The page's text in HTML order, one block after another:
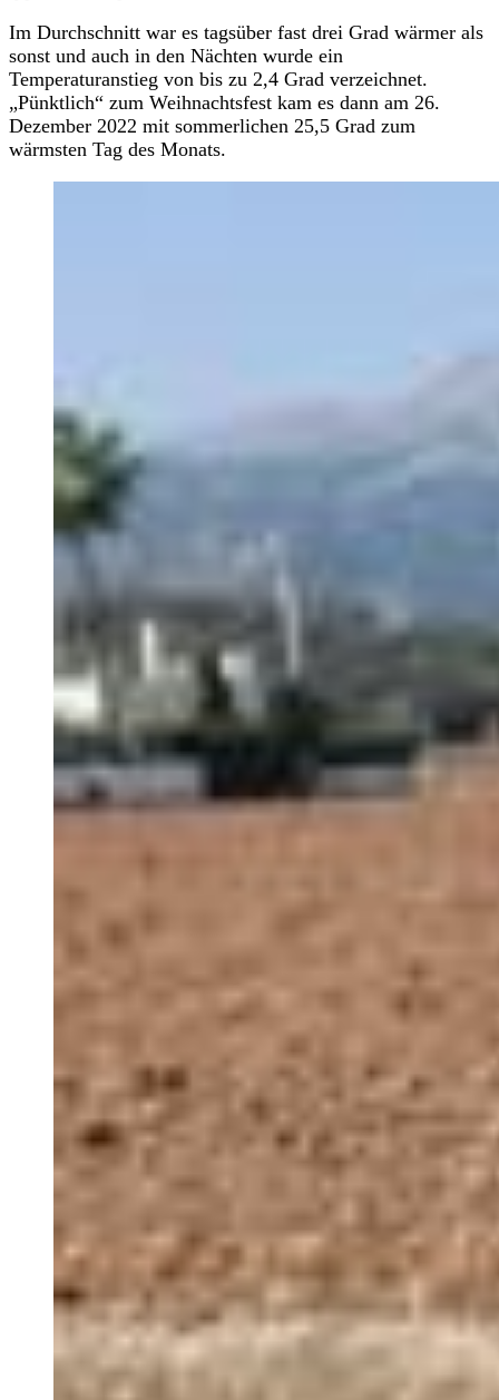
Im Durchschnitt war es tagsüber fast drei Grad wärmer als
sonst und auch in den Nächten wurde ein
Temperaturanstieg von bis zu 2,4 Grad verzeichnet.
„Pünktlich“ zum Weihnachtsfest kam es dann am 26.
Dezember 2022 mit sommerlichen 25,5 Grad zum
wärmsten Tag des Monats.